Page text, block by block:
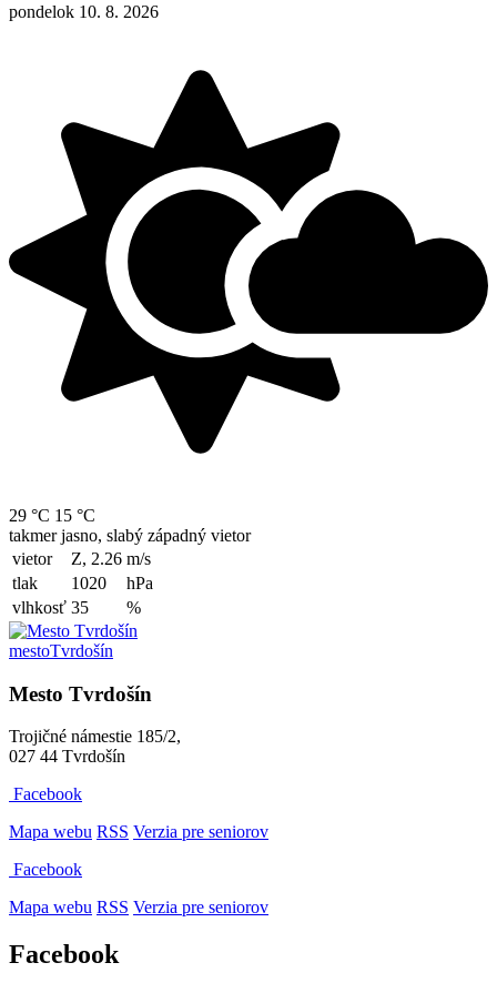
pondelok 10. 8. 2026
29 °C 15 °C
takmer jasno, slabý západný vietor
vietor
Z, 2.26 m/s
tlak
1020
hPa
vlhkosť 35 %
mestoTvrdošín
Mesto Tvrdošín
Trojičné námestie 185/2,
027 44 Tvrdošín
Facebook
Mapa webu RSS Verzia pre seniorov
Facebook
Mapa webu RSS Verzia pre seniorov
Facebook